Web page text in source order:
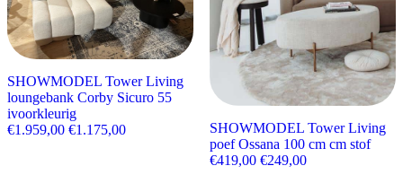
SHOWMODEL Tower Living
loungebank Corby Sicuro 55
ivoorkleurig
€1.959,00 Oorspronkelijke prijs was: €1.959,00.
€1.175,00Huidige prijs is: €1.175,00.SHOWMODEL Tower Living
poef Ossana 100 cm cm stof
€419,00 Oorspronkelijke prijs
€249,00Huidige prijs is: